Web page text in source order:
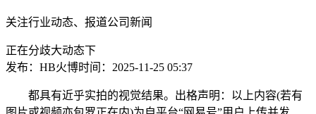
关注行业动态、报道公司新闻
正在分歧大动态下
发布：HB火博时间：2025-11-25 05:37
都具有近乎实拍的视觉结果。出格声明：以上内容(若有